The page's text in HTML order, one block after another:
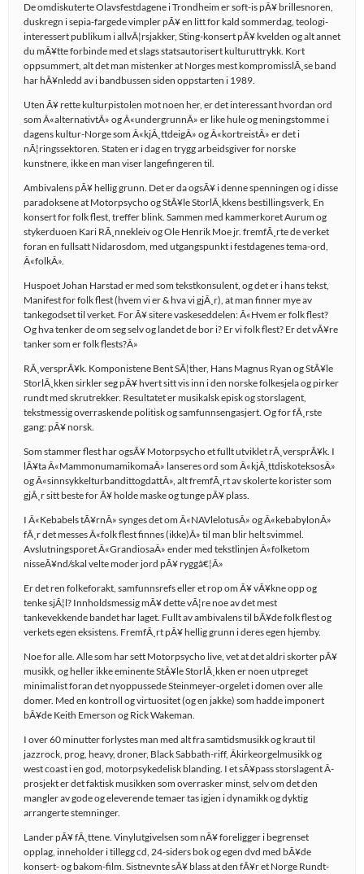
De omdiskuterte Olavsfestdagene i Trondheim er soft-is pÃ¥ brillesnoren,
duskregn i sepia-fargede vimpler pÃ¥ en litt for kald sommerdag, teologi-
interessert publikum i allvÃ¦rsjakker, Sting-konsert pÃ¥ kvelden og alt annet
du mÃ¥tte forbinde med et slags statsautorisert kulturuttrykk. Kort
oppsummert, alt det man mistenker at Norges mest kompromisslÃ¸se band
har hÃ¥nledd av i bandbussen siden oppstarten i 1989.
Uten Ã¥ rette kulturpistolen mot noen her, er det interessant hvordan ord
som Â«alternativtÂ» og Â«undergrunnÂ» er like hule og meningstomme i
dagens kultur-Norge som Â«kjÃ¸ttdeigÂ» og Â«kortreistÂ» er det i
nÃ¦ringssektoren. Staten er i dag en trygg arbeidsgiver for norske
kunstnere, ikke en man viser langefingeren til.
Ambivalens pÃ¥ hellig grunn. Det er da ogsÃ¥ i denne spenningen og i disse
paradoksene at Motorpsycho og StÃ¥le StorlÃ¸kkens bestillingsverk, En
konsert for folk flest, treffer blink. Sammen med kammerkoret Aurum og
stykerduoen Kari RÃ¸nnekleiv og Ole Henrik Moe jr. fremfÃ¸rte de verket
foran en fullsatt Nidarosdom, med utgangspunkt i festdagenes tema-ord,
Â«folkÂ».
Huspoet Johan Harstad er med som tekstkonsulent, og det er i hans tekst,
Manifest for folk flest (hvem vi er & hva vi gjÃ¸r), at man finner mye av
tankegodset til verket. For Ã¥ sitere vaskeseddelen: Â«Hvem er folk flest?
Og hva tenker de om seg selv og landet de bor i? Er vi folk flest? Er det vÃ¥re
tanker som er folk flests?Â»
RÃ¸versprÃ¥k. Komponistene Bent SÃ¦ther, Hans Magnus Ryan og StÃ¥le
StorlÃ¸kken sirkler seg pÃ¥ hvert sitt vis inn i den norske folkesjela og pirker
rundt med skrutrekker. Resultatet er musikalsk episk og storslagent,
tekstmessig overraskende politisk og samfunnsengasjert. Og for fÃ¸rste
gang: pÃ¥ norsk.
Som stammer flest har ogsÃ¥ Motorpsycho et fullt utviklet rÃ¸versprÃ¥k. I
lÃ¥ta Â«MammonumamikomaÂ» lanseres ord som Â«kjÃ¸ttdiskoteksosÂ»
og Â«sinnsykkelturbandittogdattÂ», alt fremfÃ¸rt av skolerte korister som
gjÃ¸r sitt beste for Ã¥ holde maske og tunge pÃ¥ plass.
I Â«Kebabels tÃ¥rnÂ» synges det om Â«NAVlelotusÂ» og Â«kebabylonÂ»
fÃ¸r det messes Â«folk flest finnes (ikke)Â» til man blir helt svimmel.
Avslutningsporet Â«GrandiosaÂ» ender med tekstlinjen Â«folketom
nisseÃ¥nd/skal velte moder jord pÃ¥ ryggâ€¦Â»
Er det ren folkeforakt, samfunnsrefs eller et rop om Ã¥ vÃ¥kne opp og
tenke sjÃ¦l? Innholdsmessig mÃ¥ dette vÃ¦re noe av det mest
tankevekkende bandet har laget. Fullt av ambivalens til bÃ¥de folk flest og
verkets egen eksistens. FremfÃ¸rt pÃ¥ hellig grunn i deres egen hjemby.
Noe for alle. Alle som har sett Motorpsycho live, vet at det aldri skorter pÃ¥
musikk, og heller ikke eminente StÃ¥le StorlÃ¸kken er noen utpreget
minimalist foran det nyoppussede Steinmeyer-orgelet i domen over alle
domer. Med en kontroll og virtuositet (og en jakke) som hadde imponert
bÃ¥de Keith Emerson og Rick Wakeman.
I over 60 minutter forlystes man med alt fra samtidsmusikk og kraut til
jazzrock, prog, heavy, droner, Black Sabbath-riff, Â­kirkeorgelmusikk og
west coast i en god, motorpsykedelisk blanding. I et sÃ¥pass storslagent Â­
prosjekt er det faktisk musikken som overrasker minst, selv om det den
mangler av gode og eleverende temaer tas igjen i dynamikk og dyktig
arrangerte stemninger.
Lander pÃ¥ fÃ¸ttene. Vinylutgivelsen som nÃ¥ foreligger i begrenset
opplag, inneholder i tillegg cd, 24-siders bok og egen dvd med bÃ¥de
konsert- og bakom-film. Sistnevnte sÃ¥ blass at den fÃ¥r et Norge Rundt-